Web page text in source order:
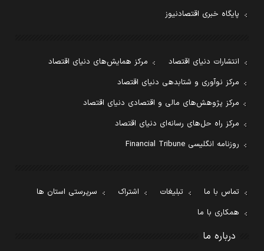
پایگاه خبری اقتصادنیوز
انتشارات دنیای اقتصاد
مرکز همایش‌های دنیای اقتصاد
مرکز نوآوری و شتابدهی دنیای اقتصاد
مرکز پژوهش‌های مالی و اقتصادی دنیای اقتصاد
مرکز راه حل‌های رسانه‌ای دنیای اقتصاد
روزنامه انگلیسی Financial Tribune
تماس با ما تبلیغات اشتراک
سرپرستی استان ها
همکاری با ما
درباره ما